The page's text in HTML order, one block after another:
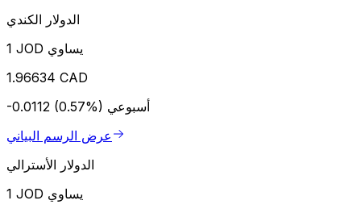
الدولار الكندي
1 JOD يساوي
1.96634 CAD
-0.0112 (0.57%) أسبوعي
عرض الرسم البياني
الدولار الأسترالي
1 JOD يساوي